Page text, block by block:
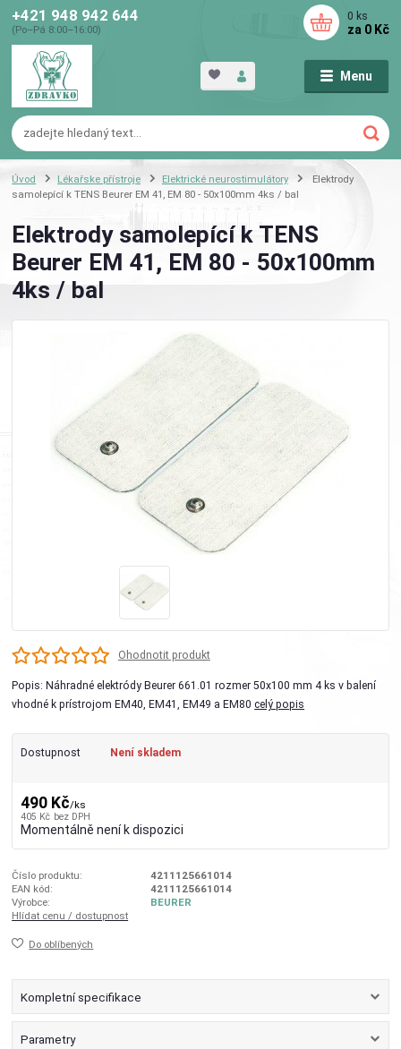
Menu
+421 948 942 644
(Po–Pá 8:00–16:00)
0 ks
za 0 Kč
Úvod Lékařske přístroje Elektrické neurostimulátory
Elektrody
samolepící k TENS Beurer EM 41, EM 80 - 50x100mm 4ks / bal
Elektrody samolepící k TENS
Beurer EM 41, EM 80 - 50x100mm
4ks / bal
Ohodnotit produkt
Popis: Náhradné elektródy Beurer 661.01 rozmer 50x100 mm 4 ks v balení
vhodné k prístrojom EM40, EM41, EM49 a EM80celý popis
Dostupnost Není skladem
490 Kč/ks
405 Kč bez DPH
Momentálně není k dispozici
Číslo produktu:
4211125661014
EAN kód:
4211125661014
Výrobce:
BEURER
Hlídat cenu / dostupnost
Do oblíbených
Kompletní specifikace
Parametry